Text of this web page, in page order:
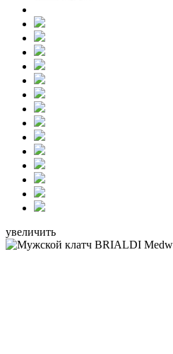
увеличить